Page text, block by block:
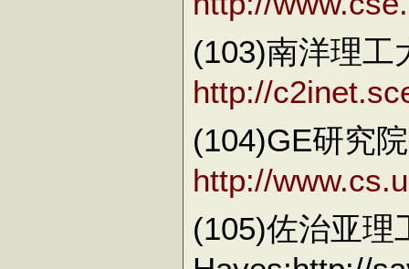
(103)南洋理工
http://
(104)GE研究
http://
(105)佐治亚理